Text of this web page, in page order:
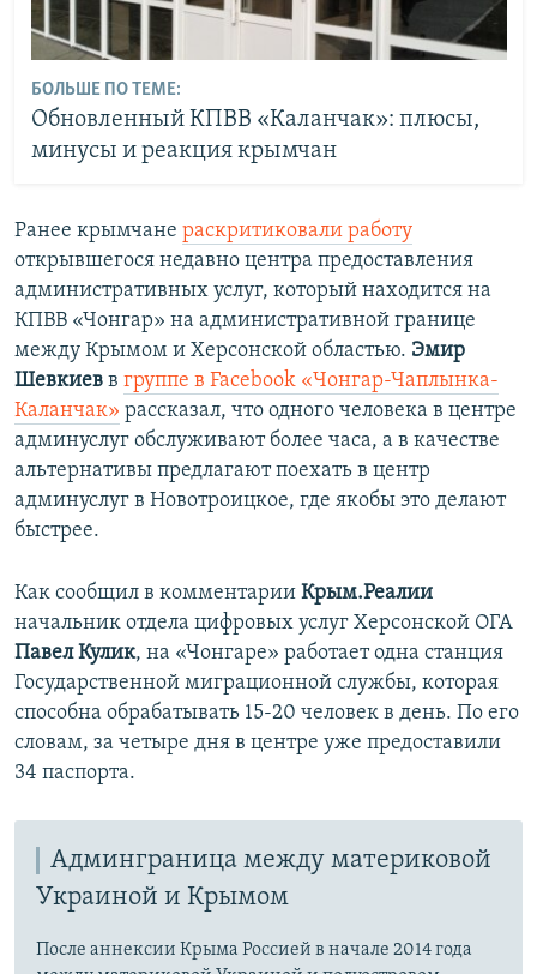
БОЛЬШЕ ПО ТЕМЕ:
Обновленный КПВВ «Каланчак»: плюсы,
минусы и реакция крымчан
Ранее крымчане раскритиковали работу
открывшегося недавно центра предоставления
административных услуг, который находится на
КПВВ «Чонгар» на административной границе
между Крымом и Херсонской областью. Эмир
Шевкиев в группе в Facebook «Чонгар-Чаплынка-
Каланчак» рассказал, что одного человека в центре
админуслуг обслуживают более часа, а в качестве
альтернативы предлагают поехать в центр
админуслуг в Новотроицкое, где якобы это делают
быстрее.
Как сообщил в комментарии Крым.Реалии
начальник отдела цифровых услуг Херсонской ОГА
Павел Кулик, на «Чонгаре» работает одна станция
Государственной миграционной службы, которая
способна обрабатывать 15-20 человек в день. По его
словам, за четыре дня в центре уже предоставили
34 паспорта.
Админграница между материковой
Украиной и Крымом
После аннексии Крыма Россией в начале 2014 года